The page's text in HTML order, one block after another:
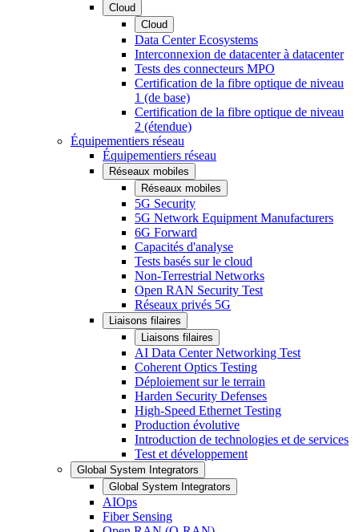
Cloud
Cloud
Data Center Ecosystems
Interconnexion de datacenter à datacenter
Tests des connecteurs MPO
Certification de la fibre optique de niveau
1 (de base)
Certification de la fibre optique de niveau
2 (étendue)
Équipementiers réseau
Équipementiers réseau
Réseaux mobiles
Réseaux mobiles
5G Security
5G Network Equipment Manufacturers
6G Forward
Capacités d'analyse
Tests basés sur le cloud
Non-Terrestrial Networks
Open RAN Security Test
Réseaux privés 5G
Liaisons filaires
Liaisons filaires
AI Data Center Networking Test
Coherent Optics Testing
Déploiement sur le terrain
Harden Security Defenses
High-Speed Ethernet Testing
Production évolutive
Introduction de technologies et de services
Test et développement
Global System Integrators
Global System Integrators
AIOps
Fiber Sensing